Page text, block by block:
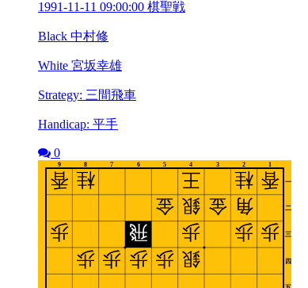
1991-11-11 09:00:00 棋聖戦
Black 中村修
White 宮坂幸雄
Strategy: 三間飛車
Handicap: 平手
0